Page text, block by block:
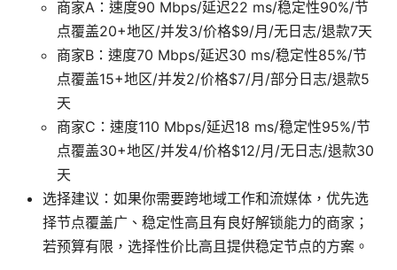
商家A：速度90 Mbps/延迟22 ms/稳定性90%/节
点覆盖20+地区/并发3/价格$9/月/无日志/退款7天
商家B：速度70 Mbps/延迟30 ms/稳定性85%/节
点覆盖15+地区/并发2/价格$7/月/部分日志/退款5
天
商家C：速度110 Mbps/延迟18 ms/稳定性95%/节
点覆盖30+地区/并发4/价格$12/月/无日志/退款30
天
选择建议：如果你需要跨地域工作和流媒体，优先选
择节点覆盖广、稳定性高且有良好解锁能力的商家；
若预算有限，选择性价比高且提供稳定节点的方案。